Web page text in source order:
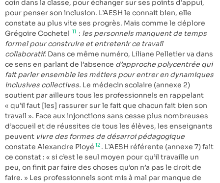
coin dans la classe, pour échanger sur ses points d’appui,
pour penser son inclusion. L’AESH le connait bien, elle
constate au plus vite ses progrès. Mais comme le déplore
Grégoire Cochetel 11 : les personnels manquent de temps
formel pour construire et entretenir ce travail
collaboratif. Dans ce même numéro, Liliane Pelletier va dans
ce sens en parlant de l’absence d’approche polycentrée qui
fait parler ensemble les métiers pour entrer en dynamiques
inclusives collectives. Le médecin scolaire (annexe 2)
soutient par ailleurs tous les professionnels en rappelant
« qu’il faut [les] rassurer sur le fait que chacun fait bien son
travail ». Face aux injonctions sans cesse plus nombreuses
d’accueil et de réussites de tous les élèves, les enseignants
peuvent vivre des formes de désarroi pédagogique
constate Alexandre Ployé 12 . L’AESH référente (annexe 7) fait
ce constat : « si c’est le seul moyen pour qu’il travaille un
peu, on finit par faire des choses qu’on n’a pas le droit de
faire. » Les professionnels sont mis à mal par manque de